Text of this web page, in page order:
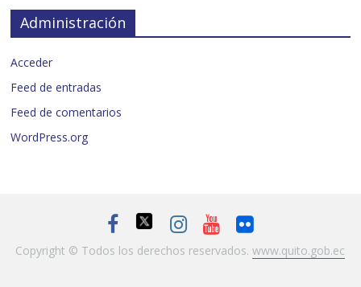
Administración
Acceder
Feed de entradas
Feed de comentarios
WordPress.org
Copyright © Todos los derechos reservados.www.quito.gob.ec